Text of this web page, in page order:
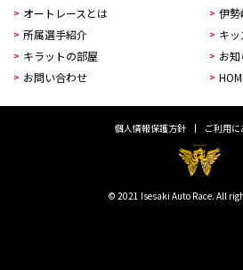
オートレースとは
伊
所属選手紹介
キ
キラットの部屋
お
お問い合わせ
個人情報保護方針 ご利用に
© 2021 Isesaki Auto Race. All